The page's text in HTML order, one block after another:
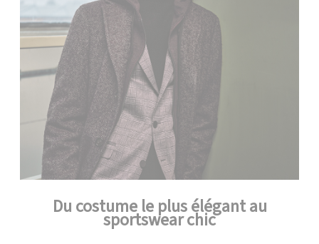
Du costume le plus élégant au
sportswear chic